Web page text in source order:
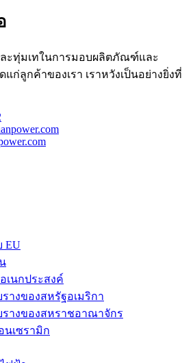
ะทุ่มเทในการมอบผลิตภัณฑ์และ
ลูกค้าของเรา เราหวังเป็นอย่างยิ่งที่
EU
เนกประสงค์
างของสหรัฐอเมริกา
างของสหราชอาณาจักร
นเซรามิก